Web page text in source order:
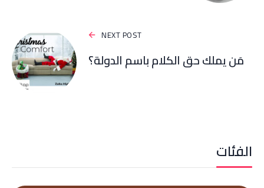
NEXT POST
مَن يملك حق الكلام باسم الدولة؟
الفئات